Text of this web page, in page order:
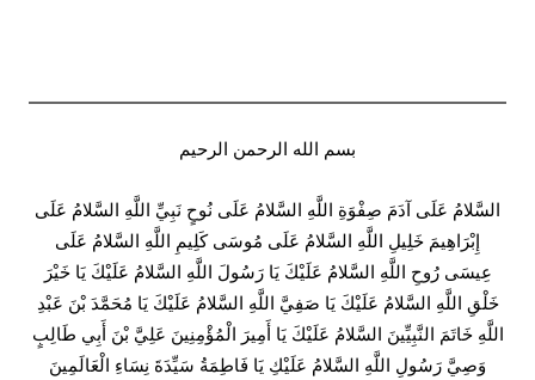
بسم الله الرحمن الرحیم
السَّلامُ عَلَى آدَمَ صِفْوَةِ اللَّهِ السَّلامُ عَلَى نُوحٍ نَبِيِّ اللَّهِ السَّلامُ عَلَى
إِبْرَاهِيمَ خَلِيلِ اللَّهِ السَّلامُ عَلَى مُوسَى كَلِيمِ اللَّهِ السَّلامُ عَلَى
عِيسَى رُوحِ اللَّهِ السَّلامُ عَلَيْكَ يَا رَسُولَ اللَّهِ السَّلامُ عَلَيْكَ يَا خَيْرَ
خَلْقِ اللَّهِ السَّلامُ عَلَيْكَ يَا صَفِيَّ اللَّهِ السَّلامُ عَلَيْكَ يَا مُحَمَّدَ بْنَ عَبْدِ
اللَّهِ خَاتَمَ النَّبِيِّينَ السَّلامُ عَلَيْكَ يَا أَمِيرَ الْمُؤْمِنِينَ عَلِيَّ بْنَ أَبِي طَالِبٍ
وَصِيَّ رَسُولِ اللَّهِ السَّلامُ عَلَيْكِ يَا فَاطِمَةُ سَيِّدَةَ نِسَاءِ الْعَالَمِينَ